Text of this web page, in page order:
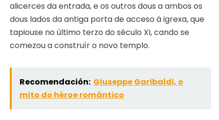
alicerces da entrada, e os outros dous a ambos os
dous lados da antiga porta de acceso á igrexa, que
tapiouse no último terzo do século XI, cando se
comezou a construír o novo templo.
Recomendación: Giuseppe Garibaldi, o
mito do héroe romántico